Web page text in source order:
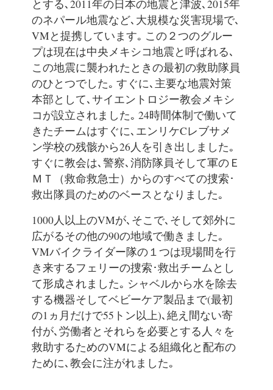
とする､2011年の日本の地震と津波､2015年
のネパール地震など､大規模な災害現場で､
VMと提携しています｡ この２つのグルー
プは現在は中央メキシコ地震と呼ばれる､
この地震に襲われたときの最初の救助隊員
のひとつでした｡ すぐに､主要な地震対策
本部として､サイエントロジー教会メキシ
コが設立されました｡ 24時間体制で働いて
きたチームはすぐに､エンリケCレブサメ
ン学校の残骸から26人を引き出しました｡
すぐに教会は､警察､消防隊員そして軍のＥ
ＭＴ（救命救急士）からのすべての捜索･
救出隊員のためのベースとなりました｡
1000人以上のVMが､そこで､そして郊外に
広がるその他の90の地域で働きました｡
VMバイクライダー隊の１つは現場間を行
き来するフェリーの捜索･救出チームとし
て形成されました｡ シャベルから水を除去
する機器そしてベビーケア製品まで(最初
の1ヵ月だけで55トン以上)､絶え間ない寄
付が､労働者とそれらを必要とする人々を
救助するためのVMによる組織化と配布の
ために､教会に注がれました｡